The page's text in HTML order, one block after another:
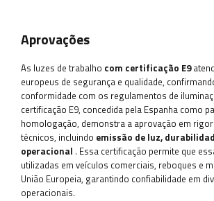
Aprovações
As luzes de trabalho com certificação E9
europeus de segurança e qualidade,
conformidade com os regulamentos de
certificação E9, concedida pela Espanha como
homologação, demonstra a aprovação em
técnicos, incluindo emissão de luz,
operacional . Essa certificação permite que
utilizadas em veículos comerciais, reboques e
União Europeia, garantindo confiabilidade em
operacionais.